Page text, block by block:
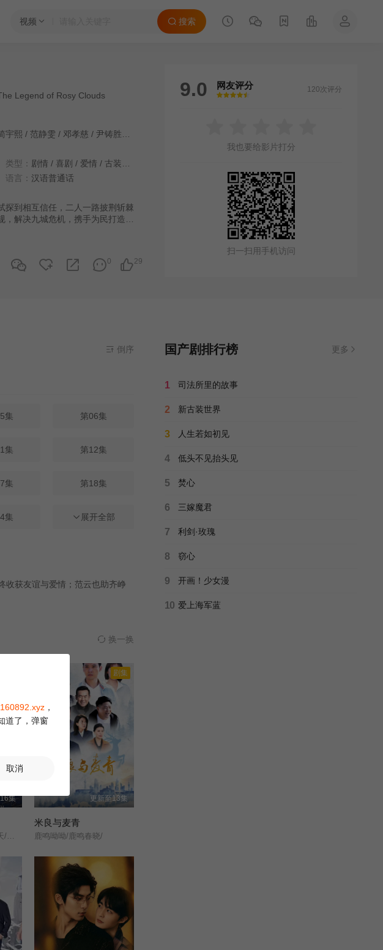
视频 搜索
Legend of Rosy Clouds
宇熙 / 范静雯 / 邓孝慈 / 尹铸胜
类型： 剧情 / 喜剧 / 爱情 / 古装
语言： 汉语普通话
探到相互信任，二人一路披荆斩棘
解决九城危机，携手为民打造繁
29
0
9.0 网友评分
很差
较差还行推荐力荐
120次评分
我也要给影片打分
扫一扫用手机访问
倒序
集 第06集
集 第12集
集 第18集
集 第25集
集 第23集
展开全部
收获友谊与爱情；范云也助齐峥
换一换
集
天才女友/去有你的夏天/当你耀眼时/
剧集
更新至13集
米良与麦青
鹿鸣呦呦/鹿鸣春晓/
国产剧排行榜 更多
1 司法所里的故事
2 新古装世界
3 人生若如初见
4 低头不见抬头见
5 焚心
6 三嫁魔君
7 利剑·玫瑰
8 窃心
9 开画！少女漫
10 爱上海军蓝
，
道了，弹窗
取消